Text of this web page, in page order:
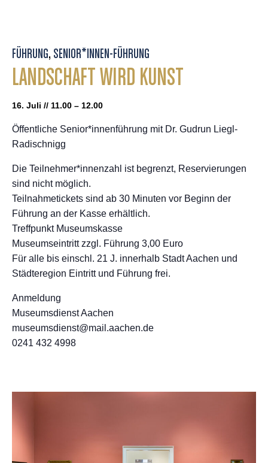
FÜHRUNG, SENIOR*INNEN-FÜHRUNG
LANDSCHAFT WIRD KUNST
16. Juli // 11.00 – 12.00
Öffentliche Senior*innenführung mit Dr. Gudrun Liegl-
Radischnigg
Die Teilnehmer*innenzahl ist begrenzt, Reservierungen
sind nicht möglich.
Teilnahmetickets sind ab 30 Minuten vor Beginn der
Führung an der Kasse erhältlich.
Treffpunkt Museumskasse
Museumseintritt zzgl. Führung 3,00 Euro
Für alle bis einschl. 21 J. innerhalb Stadt Aachen und
Städteregion Eintritt und Führung frei.
Anmeldung
Museumsdienst Aachen
museumsdienst@mail.aachen.de
0241 432 4998